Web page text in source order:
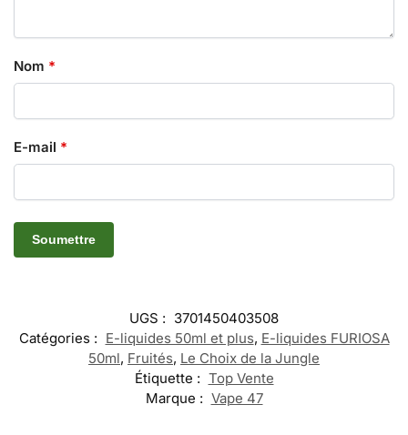
Nom *
E-mail *
UGS : 3701450403508
Catégories : E-liquides 50ml et plus, E-liquides FURIOSA
50ml, Fruités, Le Choix de la Jungle
Étiquette : Top Vente
Marque : Vape 47